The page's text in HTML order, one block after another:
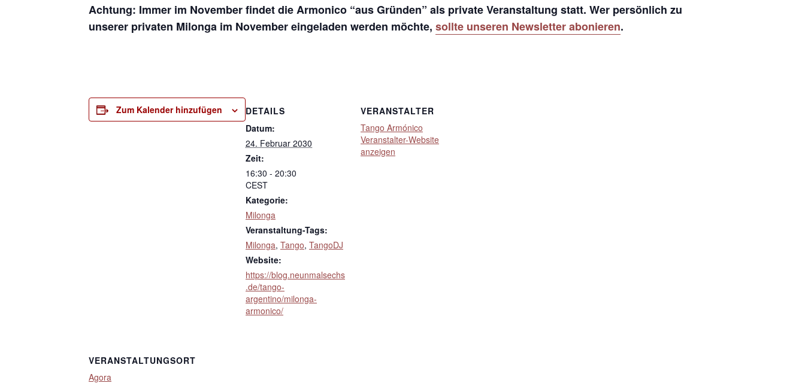
Achtung: Immer im November findet die Armonico “aus Gründen” als private Veranstaltung statt. Wer persönlich zu
unserer privaten Milonga im November eingeladen werden möchte, sollte unseren Newsletter abonieren.
Zum Kalender hinzufügen
DETAILS
Datum:
24. Februar 2030
Zeit:
16:30 - 20:30
CEST
Kategorie:
Milonga
Veranstaltung-Tags:
Milonga, Tango, TangoDJ
Website:
https://blog.neunmalsechs
.de/tango-
argentino/milonga-
armonico/
VERANSTALTER
Tango Armónico
Veranstalter-Website
anzeigen
VERANSTALTUNGSORT
Agora